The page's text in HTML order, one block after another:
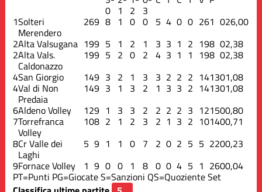
0 1 2 3
1Solteri
Merendero
269 8 1 0 0 5 4 0 0 261 026,00
2Alta Valsugana 199 5 1 2 1 3 3 1 2 198 02,38
2Alta Vals.
Caldonazzo
199 5 2 0 2 4 3 1 1 198 02,38
4San Giorgio 149 3 2 1 3 3 2 2 2 141301,08
4Val di Non
Predaia
149 3 1 3 2 1 3 3 2 141301,08
6Aldeno Volley 129 1 3 3 2 2 2 2 3 121500,80
7Torrefranca
Volley
108 2 1 2 3 2 1 3 2 101400,71
8Cr Valle dei
Laghi
5 9 1 1 0 7 2 0 2 5 5 2200,23
9Fornace Volley 1 9 0 0 1 8 0 0 4 5 1 2600,04
PT=Punti PG=GiocateS=Sanzioni QS=Quoziente Set